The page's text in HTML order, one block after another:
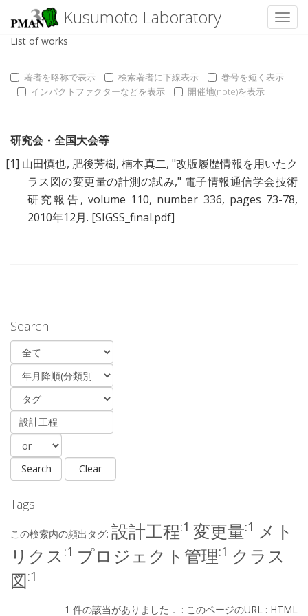
Kusumoto Laboratory
List of works
著者を略称で表示 検索著者に下線表示
巻号を短く表示
インパクトファクターなどを表示
開催地(note)を表示
研究会・全国大会等
[1] 山田慎也, 肥後芳樹,楠本真二, "改版履歴情報を用いたク
ラス図の変更量の計測の試み," 電子情報通信学会技術
研究報告, volume 110, number 336, pages 73-78,
2010年12月. [SIGSS_final.pdf]
Search
Tags
この検索内の頻出タグ: 設計工程:1 変更量:1 メト
リクス:1 プロジェクト管理:1 クラス
図:1
1 件の該当がありました． : このページのURL : HTML